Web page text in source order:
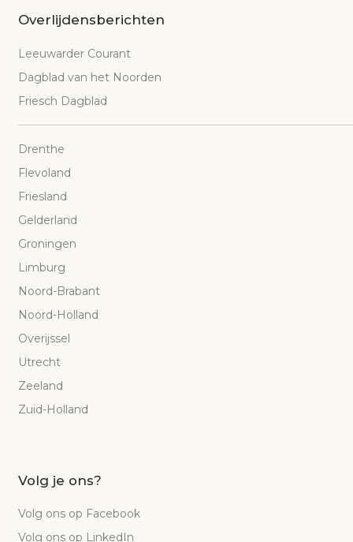
Overlijdensberichten
Leeuwarder Courant
Dagblad van het Noorden
Friesch Dagblad
Drenthe
Flevoland
Friesland
Gelderland
Groningen
Limburg
Noord-Brabant
Noord-Holland
Overijssel
Utrecht
Zeeland
Zuid-Holland
Volg je ons?
Volg ons op Facebook
Volg ons op LinkedIn